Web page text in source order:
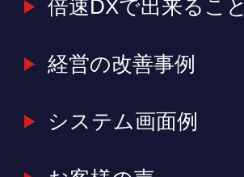
倍速DXで出来ること
経営の改善事例
システム画面例